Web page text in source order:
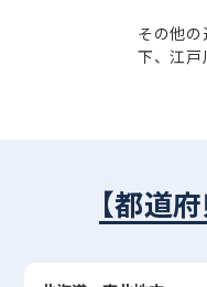
その他
下、江
【都道